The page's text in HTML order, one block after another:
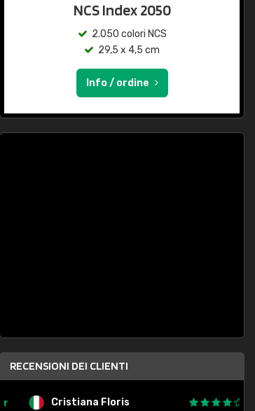
NCS Index 2050
2.050 colori NCS
29,5 x 4,5 cm
Info / ordine
RECENSIONI DEI CLIENTI
Cristiana Floris